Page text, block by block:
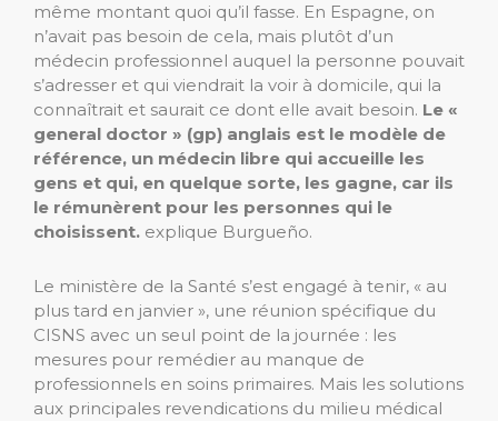
même montant quoi qu’il fasse. En Espagne, on
n’avait pas besoin de cela, mais plutôt d’un
médecin professionnel auquel la personne pouvait
s’adresser et qui viendrait la voir à domicile, qui la
connaîtrait et saurait ce dont elle avait besoin. Le «
general doctor » (gp) anglais est le modèle de
référence, un médecin libre qui accueille les
gens et qui, en quelque sorte, les gagne, car ils
le rémunèrent pour les personnes qui le
choisissent. explique Burgueño.
Le ministère de la Santé s’est engagé à tenir, « au
plus tard en janvier », une réunion spécifique du
CISNS avec un seul point de la journée : les
mesures pour remédier au manque de
professionnels en soins primaires. Mais les solutions
aux principales revendications du milieu médical